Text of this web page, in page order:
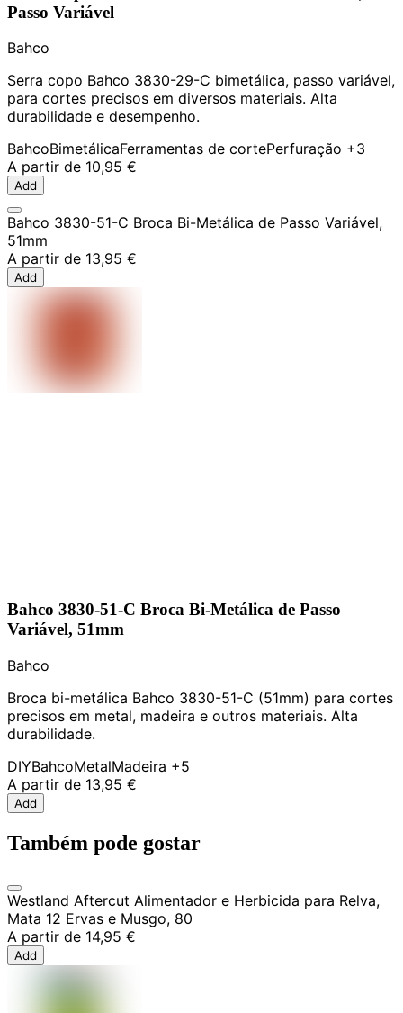
Passo Variável
Bahco
Serra copo Bahco 3830-29-C bimetálica, passo variável,
para cortes precisos em diversos materiais. Alta
durabilidade e desempenho.
BahcoBimetálicaFerramentas de cortePerfuração +3
A partir de 10,95 €
Add
Bahco 3830-51-C Broca Bi-Metálica de Passo Variável,
51mm
A partir de 13,95 €
Add
Bahco 3830-51-C Broca Bi-Metálica de Passo
Variável, 51mm
Bahco
Broca bi-metálica Bahco 3830-51-C (51mm) para cortes
precisos em metal, madeira e outros materiais. Alta
durabilidade.
DIYBahcoMetalMadeira +5
A partir de 13,95 €
Add
Também pode gostar
Westland Aftercut Alimentador e Herbicida para Relva,
Mata 12 Ervas e Musgo, 80
A partir de 14,95 €
Add